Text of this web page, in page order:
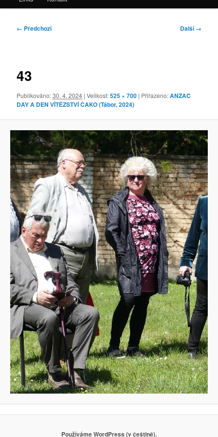
Navigace
← Předchozí Další →
43
Publikováno:30. 4. 2024 | Velikost:525 × 700 | Přiřazeno:ANZAC
DAY A DEN VÍTĚZSTVÍ ČAKO (Tábor, 2024)
Používáme WordPress (v češtině).